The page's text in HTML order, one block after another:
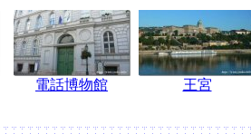
電話博物館 王宮